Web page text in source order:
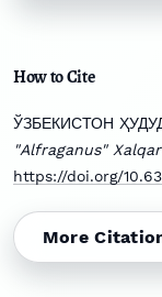
How to Cite
ЎЗБЕКИСТОН
"Alfraganus"
https://doi.org/
More